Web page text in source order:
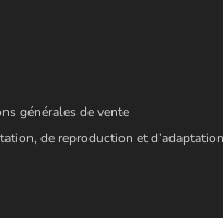
générales de vente
de reproduction et